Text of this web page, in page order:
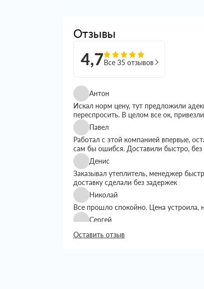
Отзывы
4,7Все 35 отзывов
Антон
Искал норм цену, тут предложили
переспросить. В целом все ок,
Павел
Работал с этой компанией впервые,
сам бы ошибся. Доставили быстро,
Денис
Заказывал утеплитель, менеджер
доставку сделали без задержек
Николай
Все прошло спокойно. Цена устроила,
Сергей
Искал утеплитель подешевле, тут
выбором. Доставку сделали вовремя,
Оставить отзыв